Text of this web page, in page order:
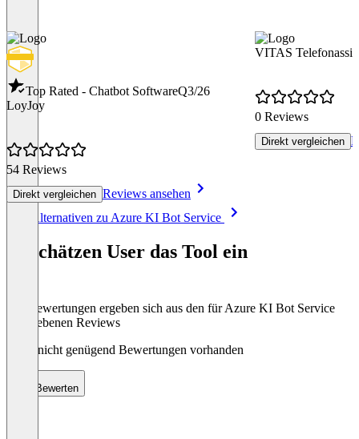
Top Rated - Chatbot SoftwareQ3/26
LoyJoy
54 Reviews
Direkt vergleichen Reviews ansehen
VITAS
0 Reviews
Direkt vergleichen
Alle Alternativen zu Azure KI Bot Service
So schätzen User das Tool ein
Die Bewertungen ergeben sich aus den für Azure KI Bot Service
abgegebenen Reviews
Noch nicht genügend Bewertungen vorhanden
Bewerten